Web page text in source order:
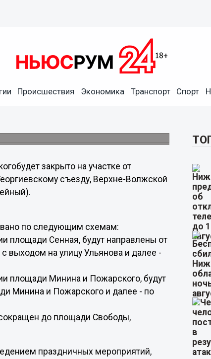
Происшествия Экономика Транспорт Спорт
в Нижнем Новгороде
21.00
закрыто на участке от
съезду, Верхне-Волжской
по следующим схемам:
площади Сенная, будут направлены от
выходом на улицу Ульянова и далее -
площади Минина и Пожарского, будут
Минина и Пожарского и далее - по
до площади Свободы,
праздничных мероприятий,